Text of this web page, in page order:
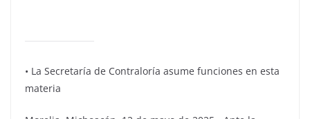
•⁠ ⁠La Secretaría de Contraloría asume funciones en esta
materia